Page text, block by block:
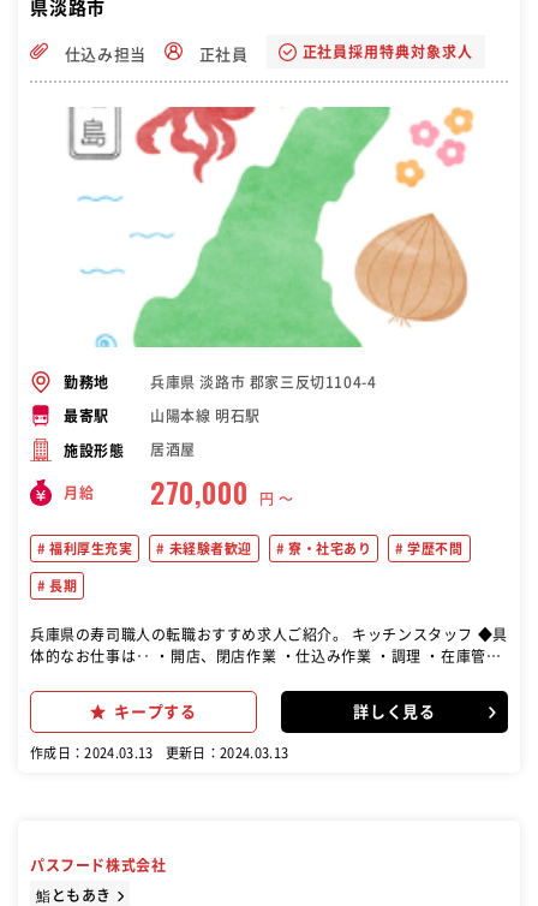
県淡路市
仕込み担当 正社員 正社員採用特典対象求人
勤務地 兵庫県 淡路市 郡家三反切1104-4
最寄駅 山陽本線 明石駅
施設形態 居酒屋
月給 270,000 円 〜
福利厚生充実 未経験者歓迎 寮・社宅あり 学歴不問
長期
兵庫県の寿司職人の転職おすすめ求人ご紹介。 キッチンスタッフ ◆具
体的なお仕事は‥ ・開店、閉店作業 ・仕込み作業 ・調理 ・在庫管理
い♪
キープする 詳しく見る
作成日：2024.03.13 更新日：2024.03.13
パスフード株式会社
鮨ともあき